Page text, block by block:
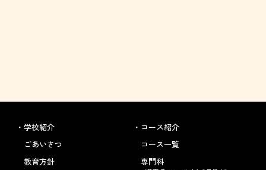
学校紹介
ごあいさつ
教育方針
コース紹介
コース一覧
専門科